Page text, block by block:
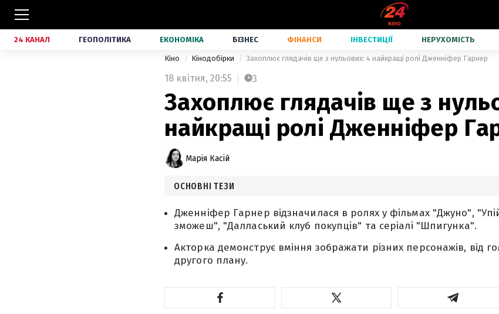
24 КАНАЛ ГЕОПОЛІТИКА ЕКОНОМІКА БІЗНЕС ФІНАНСИ ІНВЕСТИЦІЇ НЕРУХОМІСТЬ
Кіно Кінодобірки Захоплює глядачів ще з нульових: 4 найкращі ролі Дженніфер Гарнер
18 квітня, 20:55 3
Захоплює глядачів ще з
найкращі ролі Дженніфер
Марія Касій
ОСНОВНІ ТЕЗИ
Дженніфер Гарнер відзначилася в ролях у фільмах "Джуно",
зможеш", "Далласький клуб покупців" та серіалі "Шпигунка".
Акторка демонструє вміння зображати різних персонажів, від
другого плану.